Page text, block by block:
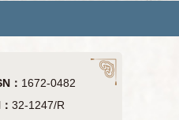
： 1672-0482
32-1247/R